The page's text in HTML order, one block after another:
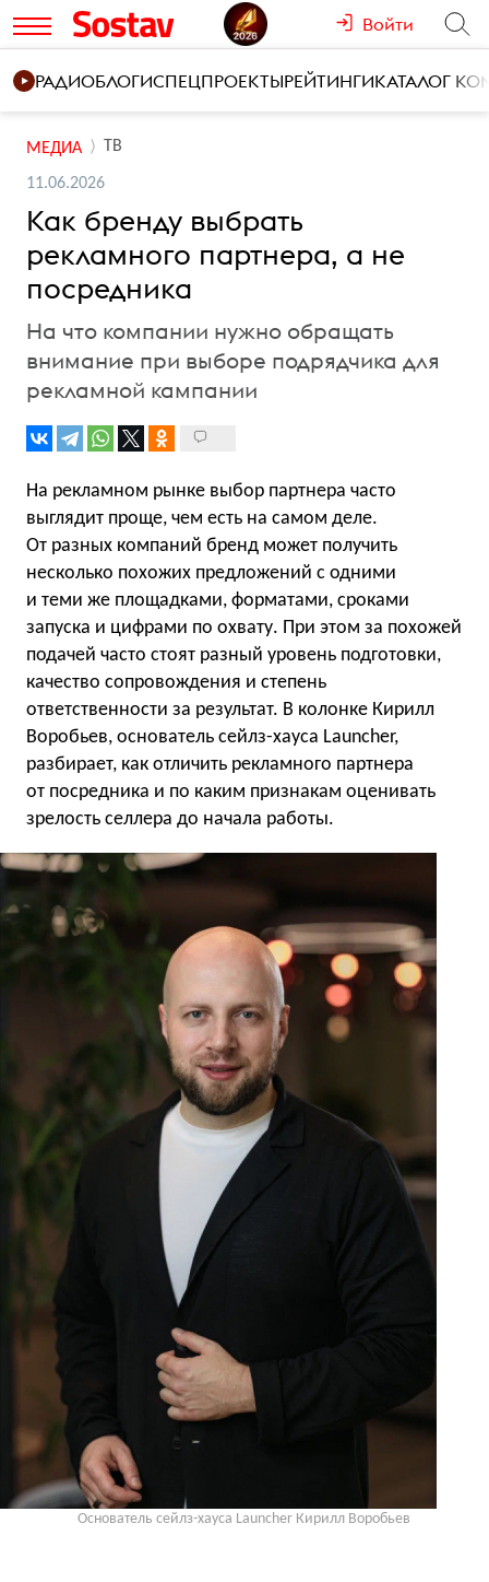
Войти
РАДИОБЛОГИСПЕЦПРОЕКТЫРЕЙТИНГИКАТАЛОГ
МЕДИА ТВ
11.06.2026
Как бренду выбрать
рекламного партнера, а не
посредника
На что компании нужно обращать
внимание при выборе подрядчика для
рекламной кампании
На рекламном рынке выбор партнера часто
выглядит проще, чем есть на самом деле.
От разных компаний бренд может получить
несколько похожих предложений с одними
и теми же площадками, форматами, сроками
запуска и цифрами по охвату. При этом за похожей
подачей часто стоят разный уровень подготовки,
качество сопровождения и степень
ответственности за результат. В колонке Кирилл
Воробьев, основатель сейлз-хауса Launcher,
разбирает, как отличить рекламного партнера
от посредника и по каким признакам оценивать
зрелость селлера до начала работы.
Основатель сейлз-хауса Launcher Кирилл Воробьев